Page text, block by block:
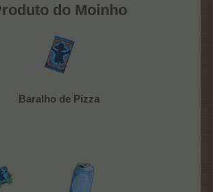
do Moinho
Baralho de Pizza